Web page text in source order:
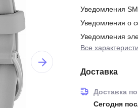
Уведомления
Уведомления о
Уведомления
Все
Доставка
Доставка
Сегодня